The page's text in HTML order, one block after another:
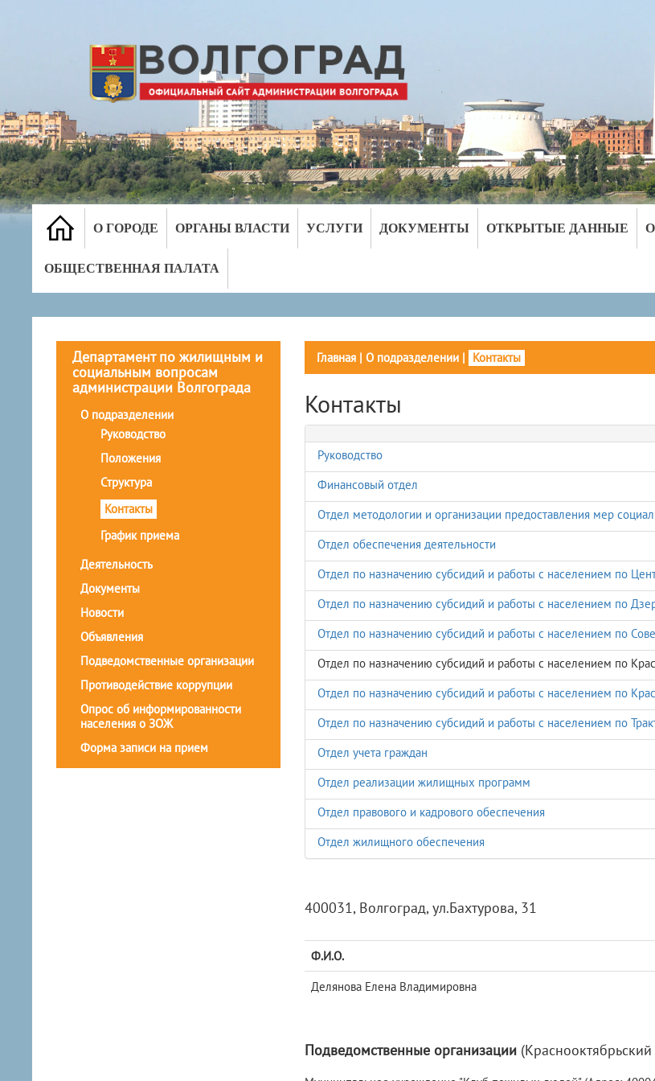
О ГОРОДЕ ОРГАНЫ ВЛАСТИ УСЛУГИ ДОКУМЕНТЫ ОТКРЫТЫЕ ДАННЫЕ
ОБЩЕСТВЕННАЯ ПАЛАТА
Департамент по жилищным и
социальным вопросам
администрации Волгограда
О подразделении
Руководство
Положения
Структура
Контакты
График приема
Деятельность
Документы
Новости
Объявления
Подведомственные организации
Противодействие коррупции
Опрос об информированности
населения о ЗОЖ
Форма записи на прием
Главная| О подразделении| Контакты
Контакты
Руководство
Финансовый отдел
Отдел методологии и организации предоставления мер
Отдел обеспечения деятельности
Отдел по назначению субсидий и работы с населением по
Отдел по назначению субсидий и работы с населением по
Отдел по назначению субсидий и работы с населением по
Отдел по назначению субсидий и работы с населением по
Отдел по назначению субсидий и работы с населением по
Отдел по назначению субсидий и работы с населением по
Отдел учета граждан
Отдел реализации жилищных программ
Отдел правового и кадрового обеспечения
Отдел жилищного обеспечения
400031, Волгоград, ул.Бахтурова, 31
Ф.И.О.
Делянова Елена Владимировна
Подведомственные организации